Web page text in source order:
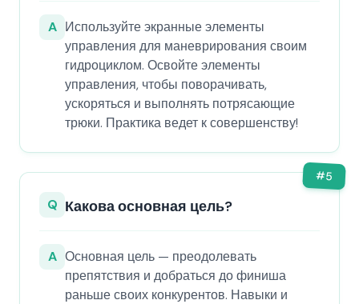
A Используйте экранные элементы
управления для маневрирования своим
гидроциклом. Освойте элементы
управления, чтобы поворачивать,
ускоряться и выполнять потрясающие
трюки. Практика ведет к совершенству!
#5
Q Какова основная цель?
A Основная цель — преодолевать
препятствия и добраться до финиша
раньше своих конкурентов. Навыки и